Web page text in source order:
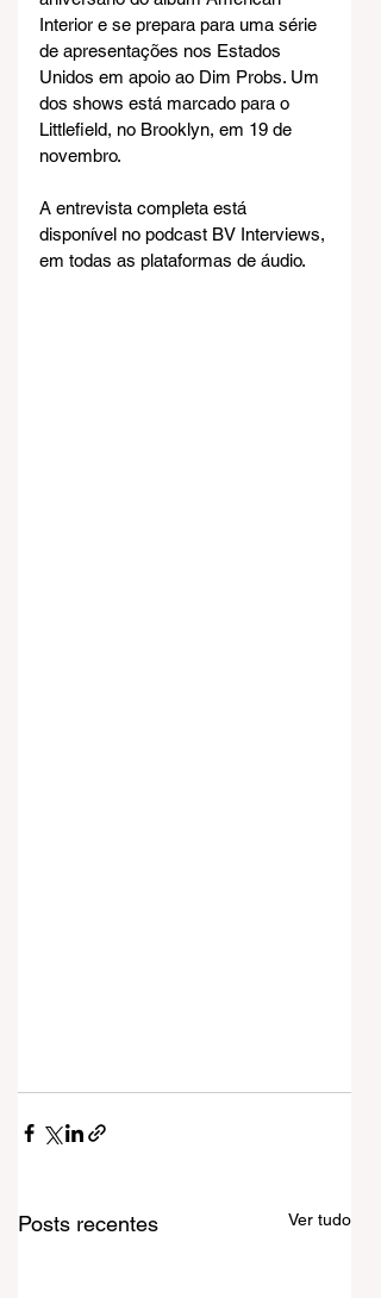
Interior e se prepara para uma série
de apresentações nos Estados
Unidos em apoio ao Dim Probs. Um
dos shows está marcado para o
Littlefield, no Brooklyn, em 19 de
novembro.
A entrevista completa está
disponível no podcast BV Interviews,
em todas as plataformas de áudio.
Posts recentes Ver tudo